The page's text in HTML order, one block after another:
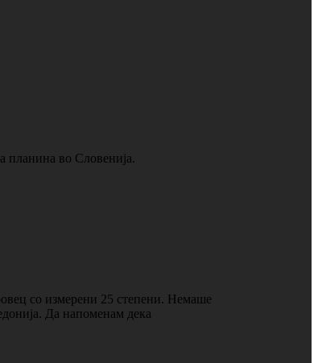
планина во Словенија.
со измерени 25 степени. Немаше
Да напоменам дека